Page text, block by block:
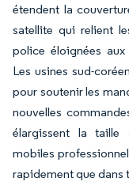
étendent la
satellite qui relient
police éloignées
Les usines sud-
pour soutenir les
nouvelles
élargissent la taille
mobiles
rapidement que dans